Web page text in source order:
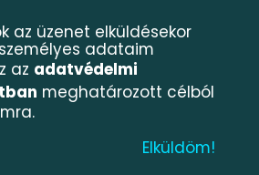
az üzenet elküldésekor
adataim
az adatvédelmi
meghatározott célból